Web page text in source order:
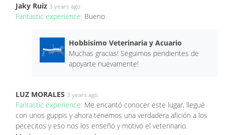
Jaky Ruiz 3 years ago
Fantastic experience: Bueno
Hobbisimo Veterinaria y Acuario
Muchas gracias! Seguimos pendientes de
apoyarte nuevamente!
LUZ MORALES 3 years ago
Fantastic experience: Me encantó conocer este lugar, llegué
con unos guppis y ahora tenemos una verdadera afición a los
pececitos y eso nos los enseñó y motivó el veterinario.